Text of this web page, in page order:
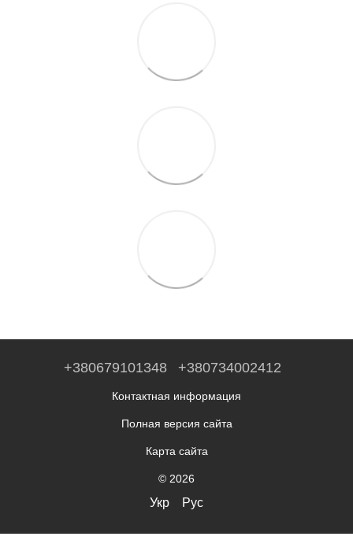
+380679101348 +380734002412
Контактная информация
Полная версия сайта
Карта сайта
© 2026
Укр Рус